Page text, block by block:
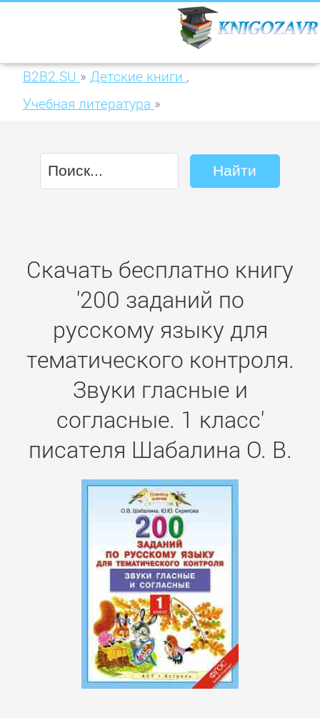
B2B2.SU » Детские книги ,
Учебная литература »
тематического контроля. Звуки гласные и
согласные. 1 класс
Скачать бесплатно книгу
'200 заданий по
русскому языку для
тематического контроля.
Звуки гласные и
согласные. 1 класс'
писателя Шабалина О. В.